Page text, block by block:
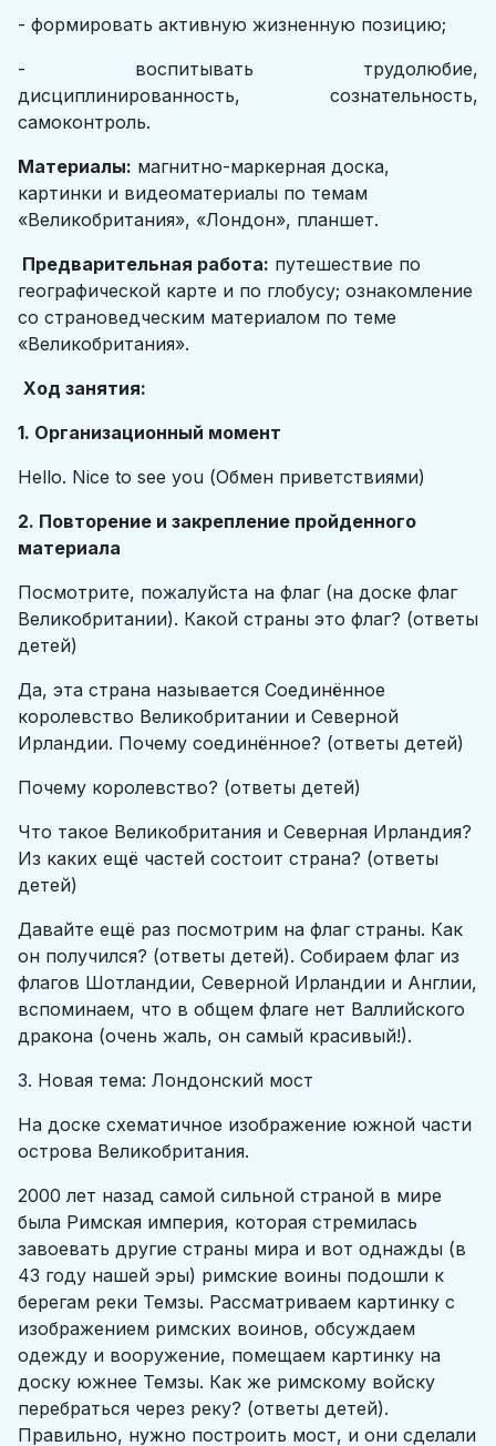
- формировать активную жизненную позицию;
- воспитывать трудолюбие,
дисциплинированность, сознательность,
самоконтроль.
Материалы: магнитно-маркерная доска,
картинки и видеоматериалы по темам
«Великобритания», «Лондон», планшет.
Предварительная работа: путешествие по
географической карте и по глобусу; ознакомление
со страноведческим материалом по теме
«Великобритания».
Ход занятия:
1. Организационный момент
Hello. Nice to see you (Обмен приветствиями)
2. Повторение и закрепление пройденного
материала
Посмотрите, пожалуйста на флаг (на доске флаг
Великобритании). Какой страны это флаг? (ответы
детей)
Да, эта страна называется Соединённое
королевство Великобритании и Северной
Ирландии. Почему соединённое? (ответы детей)
Почему королевство? (ответы детей)
Что такое Великобритания и Северная Ирландия?
Из каких ещё частей состоит страна? (ответы
детей)
Давайте ещё раз посмотрим на флаг страны. Как
он получился? (ответы детей). Собираем флаг из
флагов Шотландии, Северной Ирландии и Англии,
вспоминаем, что в общем флаге нет Валлийского
дракона (очень жаль, он самый красивый!).
3. Новая тема: Лондонский мост
На доске схематичное изображение южной части
острова Великобритания.
2000 лет назад самой сильной страной в мире
была Римская империя, которая стремилась
завоевать другие страны мира и вот однажды (в
43 году нашей эры) римские воины подошли к
берегам реки Темзы. Рассматриваем картинку с
изображением римских воинов, обсуждаем
одежду и вооружение, помещаем картинку на
доску южнее Темзы. Как же римскому войску
перебраться через реку? (ответы детей).
Правильно, нужно построить мост, и они сделали